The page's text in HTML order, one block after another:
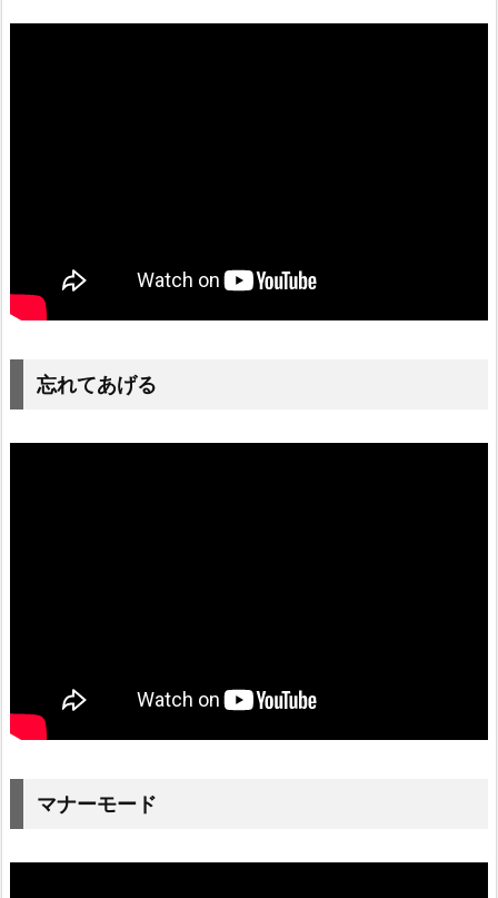
忘れてあげる
マナーモード